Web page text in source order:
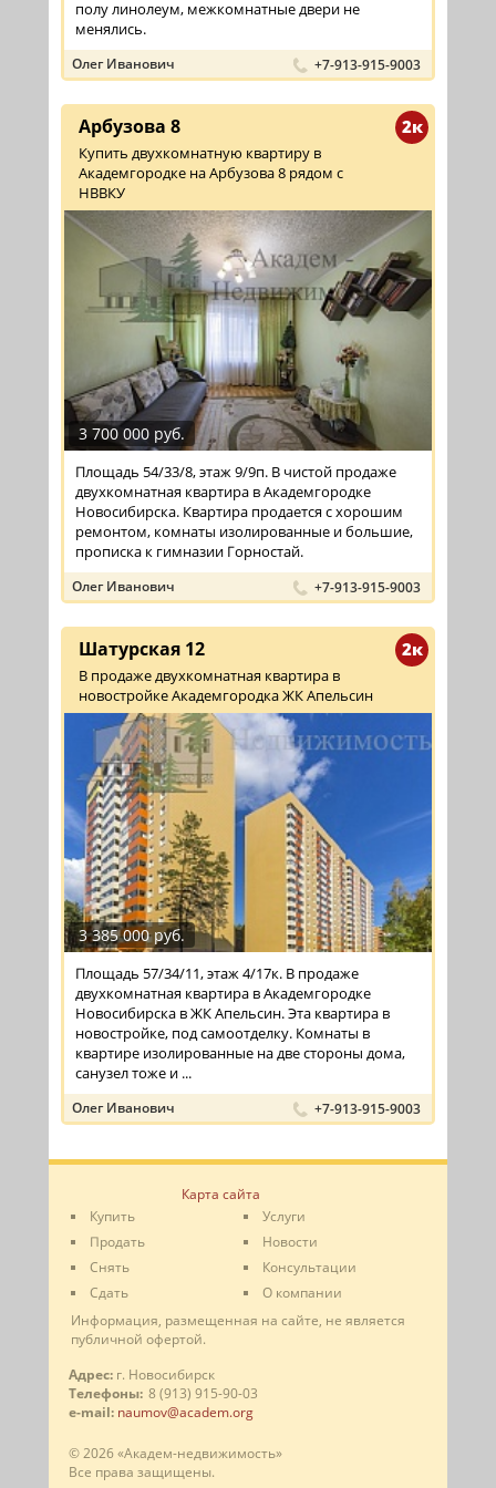
полу линолеум, межкомнатные двери не
менялись.
Олег Иванович +7-913-915-9003
2к
Арбузова 8
Купить двухкомнатную квартиру в
Академгородке на Арбузова 8 рядом с
НВВКУ
3 700 000 руб.
Площадь 54/33/8, этаж 9/9п. В чистой продаже
двухкомнатная квартира в Академгородке
Новосибирска. Квартира продается с хорошим
ремонтом, комнаты изолированные и большие,
прописка к гимназии Горностай.
Олег Иванович +7-913-915-9003
2к
Шатурская 12
В продаже двухкомнатная квартира в
новостройке Академгородка ЖК Апельсин
3 385 000 руб.
Площадь 57/34/11, этаж 4/17к. В продаже
двухкомнатная квартира в Академгородке
Новосибирска в ЖК Апельсин. Эта квартира в
новостройке, под самоотделку. Комнаты в
квартире изолированные на две стороны дома,
санузел тоже и ...
Олег Иванович +7-913-915-9003
Карта сайта
Купить
Продать
Снять
Сдать
Услуги
Новости
Консультации
О компании
Информация, размещенная на сайте, не является
публичной офертой.
Адрес: г. Новосибирск
Телефоны: 8 (913) 915-90-03
e-mail: naumov@academ.org
© 2026 «Академ-недвижимость»
Все права защищены.